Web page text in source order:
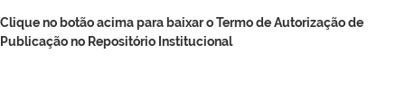
Clique no botão acima para baixar o Termo de Autorização de
Publicação no Repositório Institucional